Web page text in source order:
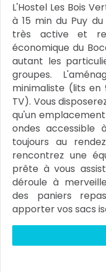
L'Hostel Les Bois
à 15 min du Puy
très active et
économique du
autant les
groupes.
minimaliste (lits en
TV). Vous
qu'un
ondes accessible
toujours au
rencontrez une
prête à vous
déroule à
des paniers
apporter vos sacs